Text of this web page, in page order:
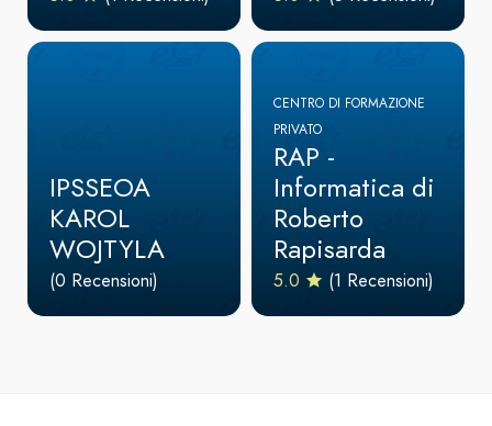
IPSSEOA
KAROL
WOJTYLA
(0 Recensioni)
CENTRO DI FORMAZIONE
PRIVATO
RAP -
Informatica di
Roberto
Rapisarda
5.0 (1 Recensioni)